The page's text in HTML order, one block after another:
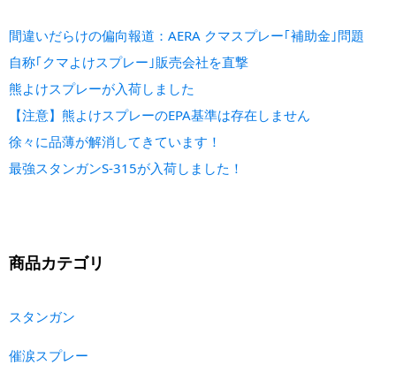
間違いだらけの偏向報道：AERA クマスプレー｢補助金｣問題
自称｢クマよけスプレー｣販売会社を直撃
熊よけスプレーが入荷しました
【注意】熊よけスプレーのEPA基準は存在しません
徐々に品薄が解消してきています！
最強スタンガンS-315が入荷しました！
商品カテゴリ
スタンガン
催涙スプレー